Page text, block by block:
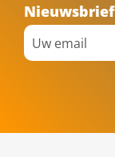
Nieuwsbrief